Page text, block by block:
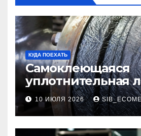
КУДА ПОЕХАТЬ
Самоклеющаяся
уплотнительная
огнезащиты
соединений
10 ИЮЛЯ 2026